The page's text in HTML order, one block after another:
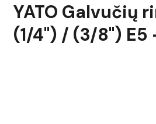
YATO Galvučių
(1/4") / (3/8") E5